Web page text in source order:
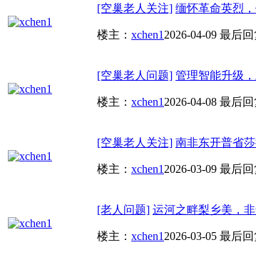
[空巢老人关注] 缅怀革命英烈
楼主： xchen1 2026-04-09 最后回
[空巢老人问题] 管理智能升级
楼主： xchen1 2026-04-08 最后回
[空巢老人关注] 南非东开普省
楼主： xchen1 2026-03-09 最后回
[老人问题] 运河之畔梨乡美，
楼主： xchen1 2026-03-05 最后回